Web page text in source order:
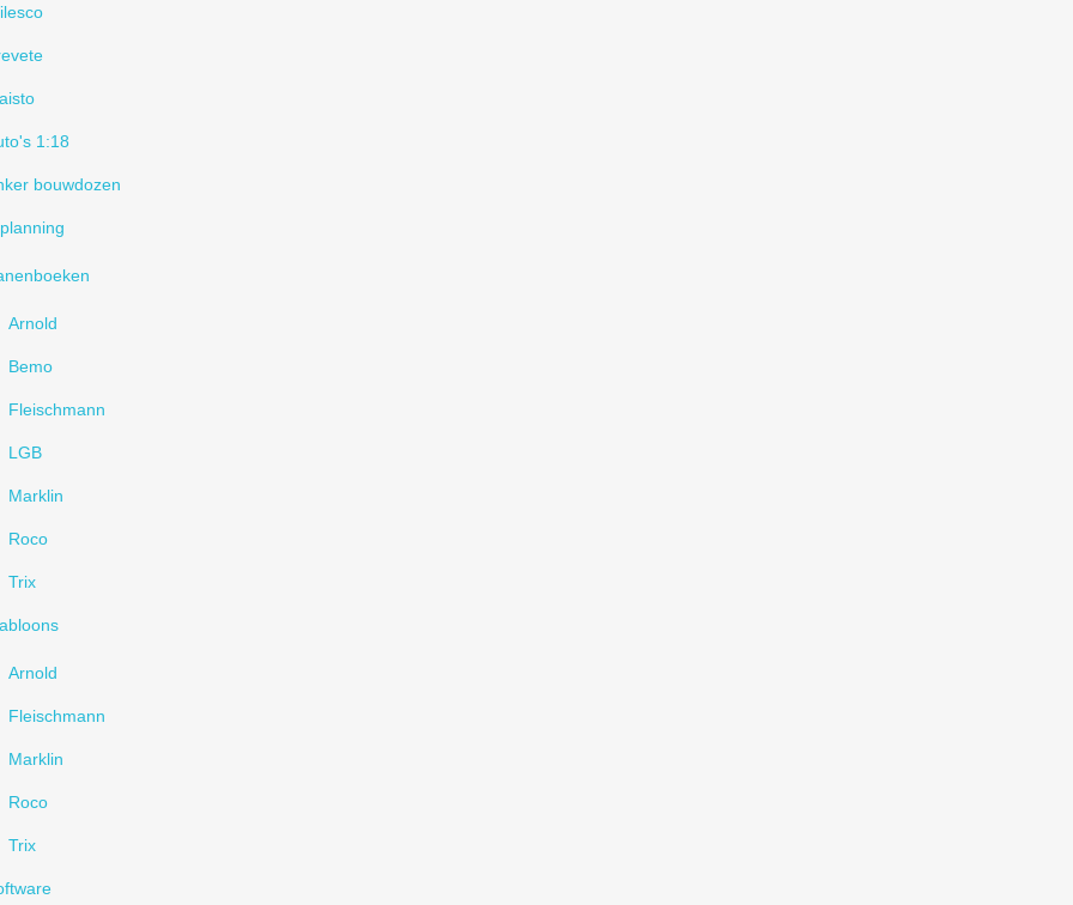
1:18
bouwdozen
Arnold
Bemo
Fleischmann
LGB
Marklin
Roco
Trix
Arnold
Fleischmann
Marklin
Roco
Trix